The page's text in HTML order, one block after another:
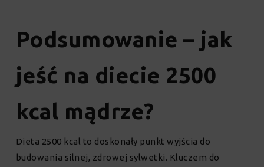
Podsumowanie – jak
jeść na diecie 2500
kcal mądrze?
Dieta 2500 kcal to doskonały punkt wyjścia do
budowania silnej, zdrowej sylwetki. Kluczem do